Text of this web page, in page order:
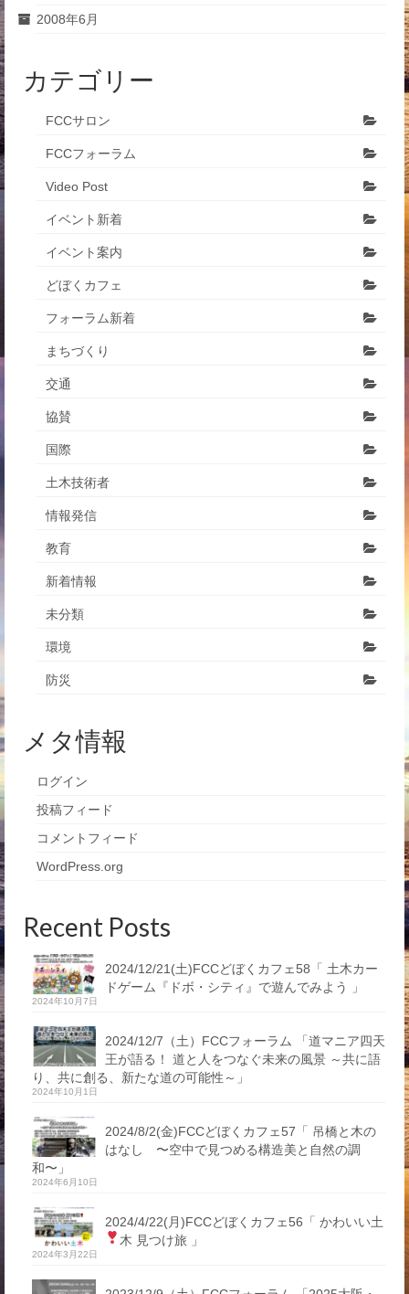
2008年6月
カテゴリー
FCCサロン
FCCフォーラム
Video Post
イベント新着
イベント案内
どぼくカフェ
フォーラム新着
まちづくり
交通
協賛
国際
土木技術者
情報発信
教育
新着情報
未分類
環境
防災
メタ情報
ログイン
投稿フィード
コメントフィード
WordPress.org
Recent Posts
2024/12/21(土)FCCどぼくカフェ58「 土木カー
ドゲーム『ドボ・シティ』で遊んでみよう 」
2024年10月7日
2024/12/7（土）FCCフォーラム 「道マニア四天
王が語る！ 道と人をつなぐ未来の風景 ～共に語
り、共に創る、新たな道の可能性～」
2024年10月1日
2024/8/2(金)FCCどぼくカフェ57「 吊橋と木の
はなし 〜空中で見つめる構造美と自然の調
和〜」
2024年6月10日
2024/4/22(月)FCCどぼくカフェ56「 かわいい土
木 見つけ旅
」
2024年3月22日